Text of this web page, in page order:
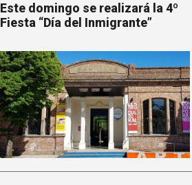
Este domingo se realizará la 4º
Fiesta “Día del Inmigrante”